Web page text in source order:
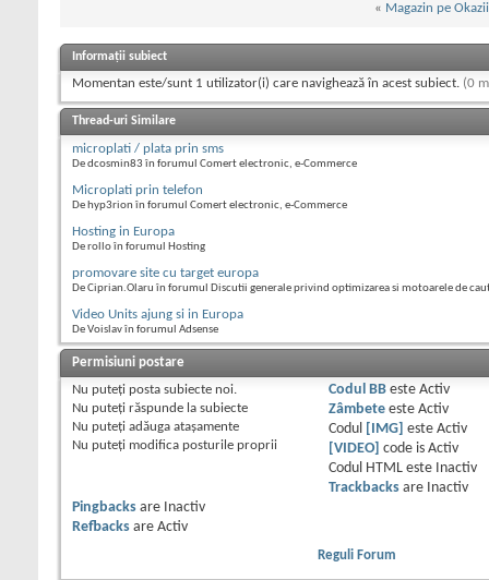
« Magazin pe
Informații subiect
Momentan este/sunt 1 utilizator(i) care navighează în acest subiect. (0
Thread-uri Similare
microplati / plata prin sms
De dcosmin83 în forumul Comert electronic, e-Commerce
Microplati prin telefon
De hyp3rion în forumul Comert electronic, e-Commerce
Hosting in Europa
De rollo în forumul Hosting
promovare site cu target europa
De Ciprian.Olaru în forumul Discutii generale privind optimizarea si motoarele de
Video Units ajung si in Europa
De Voislav în forumul Adsense
Permisiuni postare
Nu puteţi posta subiecte noi.
Nu puteţi răspunde la subiecte
Nu puteţi adăuga ataşamente
Nu puteţi modifica posturile proprii
Codul BBeste Activ
Zâmbeteeste Activ
Codul
[IMG] este Activ
[VIDEO]
code is Activ
Codul HTML este
Inactiv
Trackbacksare
Inactiv
Pingbacks are
Inactiv
Refbacks are Activ
Reguli Forum